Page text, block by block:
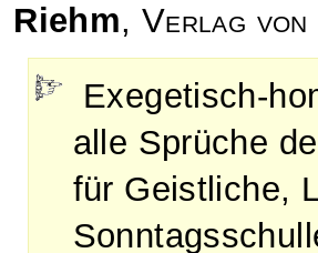
Riehm, Verlag von
Exegetisch-
alle Sprüche
für Geistliche,